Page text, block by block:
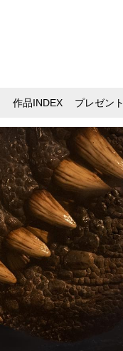
作品INDEX プレゼント